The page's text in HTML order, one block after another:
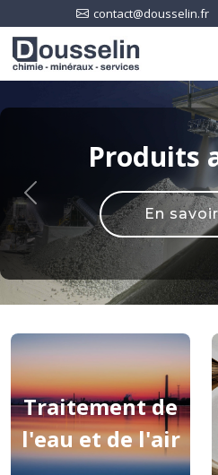
contact@dousselin.fr
Produits
En
Previous
Traitement de
l'eau et de l'air